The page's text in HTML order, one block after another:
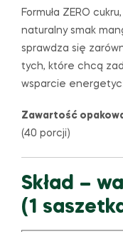
Formuła ZERO
naturalny smak
sprawdza się
tych, które chcą
wsparcie
Zawartość
(40 porcji)
Skład –
(1